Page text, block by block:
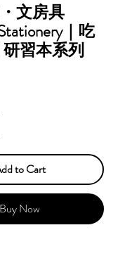
文房具
｜吃
習本系列
to Cart
Buy Now